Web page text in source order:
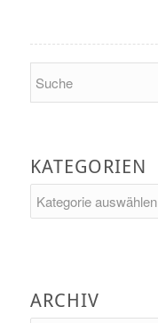
KATEGORIEN
ARCHIV